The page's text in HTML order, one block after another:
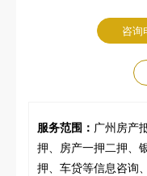
咨询
服务范围： 广州房产
押、房产一押二押、
押、车贷等信息咨询